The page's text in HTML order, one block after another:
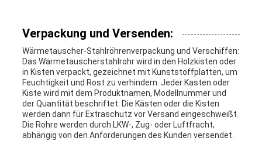
Verpackung und Versenden:
Wärmetauscher-Stahlröhrenverpackung und Verschiffen:
Das Wärmetauscherstahlrohr wird in den Holzkisten oder
in Kisten verpackt, gezeichnet mit Kunststoffplatten, um
Feuchtigkeit und Rost zu verhindern. Jeder Kasten oder
Kiste wird mit dem Produktnamen, Modellnummer und
der Quantität beschriftet. Die Kästen oder die Kisten
werden dann für Extraschutz vor Versand eingeschweißt.
Die Rohre werden durch LKW-, Zug- oder Luftfracht,
abhängig von den Anforderungen des Kunden versendet.